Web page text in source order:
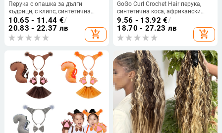
Перука с опашка за дълги
къдрици, с клипс, синтетична
коса, устойчива на високи
температури, висока опашка,
модел dz01
10.65 - 11.44 €/
20.83 - 22.37 лв
add_shopping_cart
GoGo Curl Crochet Hair перука,
синтетична коса, африкански
плитки
9.56 - 13.92 €/
18.70 - 27.23 лв
add_shopping_cart